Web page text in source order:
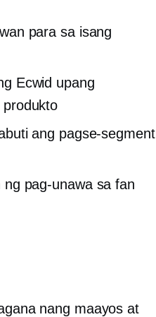
para sa isang
Ecwid upang
ang pagse-segment
pag-unawa sa fan
nang maayos at